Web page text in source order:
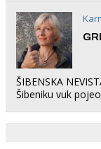
ŠIBENSKA
Šibeniku vuk